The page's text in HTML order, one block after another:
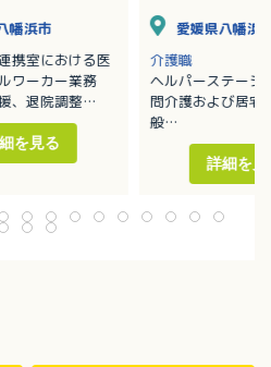
幡浜市
携室における医
ワーカー業務
、退院調整
する相談業務
の連携・調整
施設、ケアマネ
ンスへの参加
を見る
愛媛県八幡浜
介護職
ヘルパーステーシ
問介護および居宅
般
主にグループ内の
ート、老人ホーム
ていただきます
・身体介助 等
詳細を見